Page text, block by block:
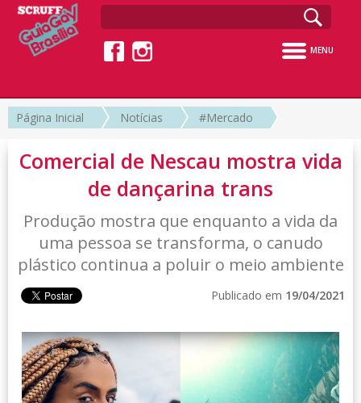
MENU
Página Inicial Notícias #Mercado
Comercial de Nescau mostra vida
de dançarina trans
Produção mostra que enquanto a vida da
uma pessoa se transforma, o canudo
plástico continua a poluir o meio ambiente
Publicado em 19/04/2021